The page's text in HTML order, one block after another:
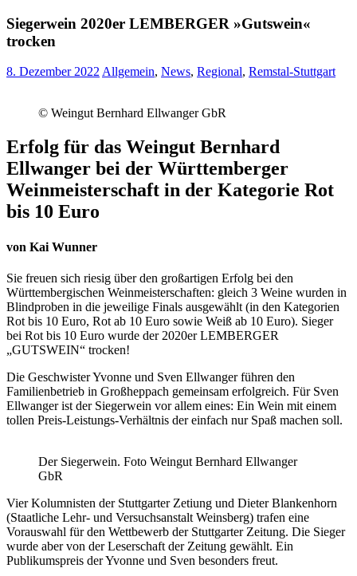
Siegerwein 2020er LEMBERGER »Gutswein«
trocken
8. Dezember 2022Allgemein, News, Regional, Remstal-Stuttgart
© Weingut Bernhard Ellwanger GbR
Erfolg für das Weingut Bernhard
Ellwanger bei der Württemberger
Weinmeisterschaft in der Kategorie Rot
bis 10 Euro
von Kai Wunner
Sie freuen sich riesig über den großartigen Erfolg bei den
Württembergischen Weinmeisterschaften: gleich 3 Weine wurden in
Blindproben in die jeweilige Finals ausgewählt (in den Kategorien
Rot bis 10 Euro, Rot ab 10 Euro sowie Weiß ab 10 Euro). Sieger
bei Rot bis 10 Euro wurde der 2020er LEMBERGER
„GUTSWEIN“ trocken!
Die Geschwister Yvonne und Sven Ellwanger führen den
Familienbetrieb in Großheppach gemeinsam erfolgreich. Für Sven
Ellwanger ist der Siegerwein vor allem eines: Ein Wein mit einem
tollen Preis-Leistungs-Verhältnis der einfach nur Spaß machen soll.
Der Siegerwein. Foto Weingut Bernhard Ellwanger
GbR
Vier Kolumnisten der Stuttgarter Zetiung und Dieter Blankenhorn
(Staatliche Lehr- und Versuchsanstalt Weinsberg) trafen eine
Vorauswahl für den Wettbewerb der Stuttgarter Zeitung. Die Sieger
wurde aber von der Leserschaft der Zeitung gewählt. Ein
Publikumspreis der Yvonne und Sven besonders freut.